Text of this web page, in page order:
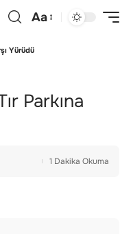
Aa
Yürüdü
Parkına
1 Dakika Okuma